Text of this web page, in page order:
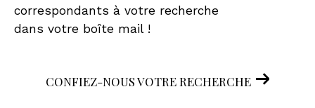
correspondants à votre recherche
dans votre boîte mail !
CONFIEZ-NOUS VOTRE RECHERCHE